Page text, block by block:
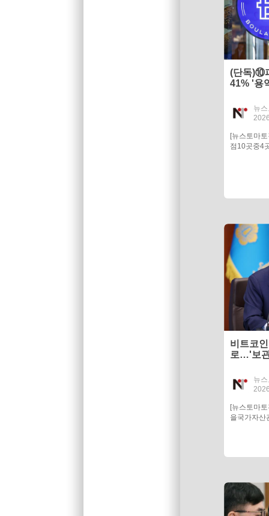
(단독)⑩
41% '용
뉴
[뉴스토마
점10곳중4
비트코
로…'보
뉴
[뉴스토마
을국가자산